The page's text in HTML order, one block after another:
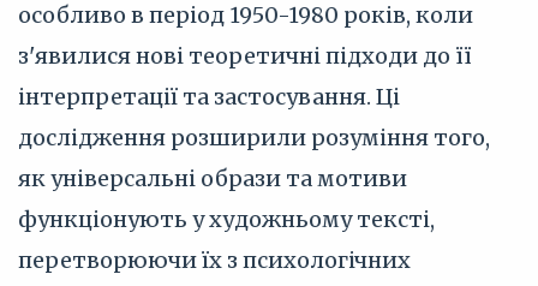
особливо в період 1950-1980 років, коли
з'явилися нові теоретичні підходи до її
інтерпретації та застосування. Ці
дослідження розширили розуміння того,
як універсальні образи та мотиви
функціонують у художньому тексті,
перетворюючи їх з психологічних